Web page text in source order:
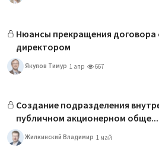
Нюансы прекращения договора
директором
Якупов Тимур 1 апр 667
Создание подразделения
публичном акционерном обще...
Жилкинский Владимир 1 май